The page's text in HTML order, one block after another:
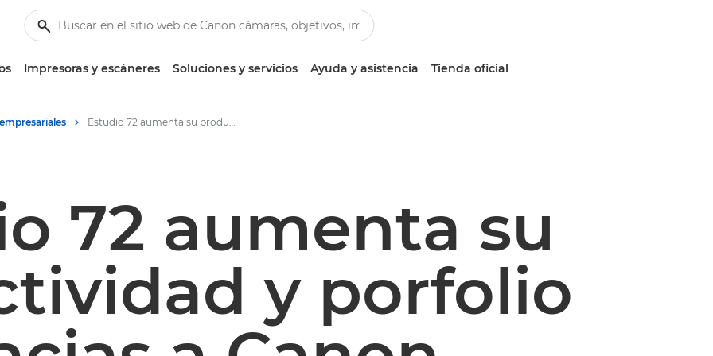
Impresoras y escáneres Soluciones y servicios Ayuda y asistencia Tienda oficial
Estudio 72 aumenta su productividad y porfolio gracias a Canon
72 aumenta su
y porfolio